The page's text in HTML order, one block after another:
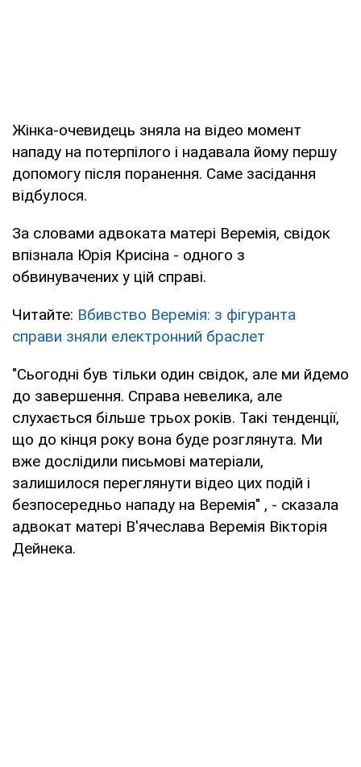
Жінка-очевидець зняла на відео момент
нападу на потерпілого і надавала йому першу
допомогу після поранення. Саме засідання
відбулося.
За словами адвоката матері Веремія, свідок
впізнала Юрія Крисіна - одного з
обвинувачених у цій справі.
Читайте: Вбивство Веремія: з фігуранта
справи зняли електронний браслет
"Сьогодні був тільки один свідок, але ми йдемо
до завершення. Справа невелика, але
слухається більше трьох років. Такі тенденції,
що до кінця року вона буде розглянута. Ми
вже дослідили письмові матеріали,
залишилося переглянути відео цих подій і
безпосередньо нападу на Веремія" , - сказала
адвокат матері В'ячеслава Веремія Вікторія
Дейнека.